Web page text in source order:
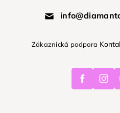
Zákaznická podpora
Facebook